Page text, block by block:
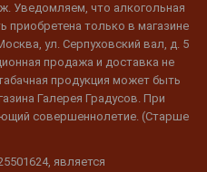
Уведомляем, что алкогольная
приобретена только в магазине
ул. Серпуховский вал, д. 5
продажа и доставка не
продукция может быть
Галерея Градусов. При
совершеннолетие. (Старше
является